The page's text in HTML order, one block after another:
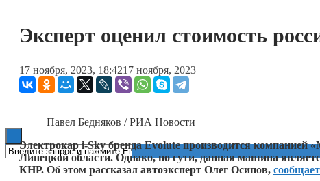
ESG
Эксперт оценил стоимость
17 ноября, 2023, 18:4217 ноября, 2023
Павел Бедняков / РИА Новости
Электрокар i-Sky бренда Evolute производится компанией
Липецкой области. Однако, по сути, данная машина
КНР. Об этом рассказал автоэксперт Олег Осипов, сообщает